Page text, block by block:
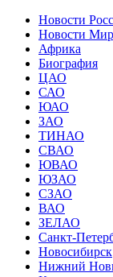
Новости
Новости
Африка
Биография
ЦАО
САО
ЮАО
ЗАО
ТИНАО
СВАО
ЮВАО
ЮЗАО
СЗАО
ВАО
ЗЕЛАО
Санкт-
Новосибирск
Нижний